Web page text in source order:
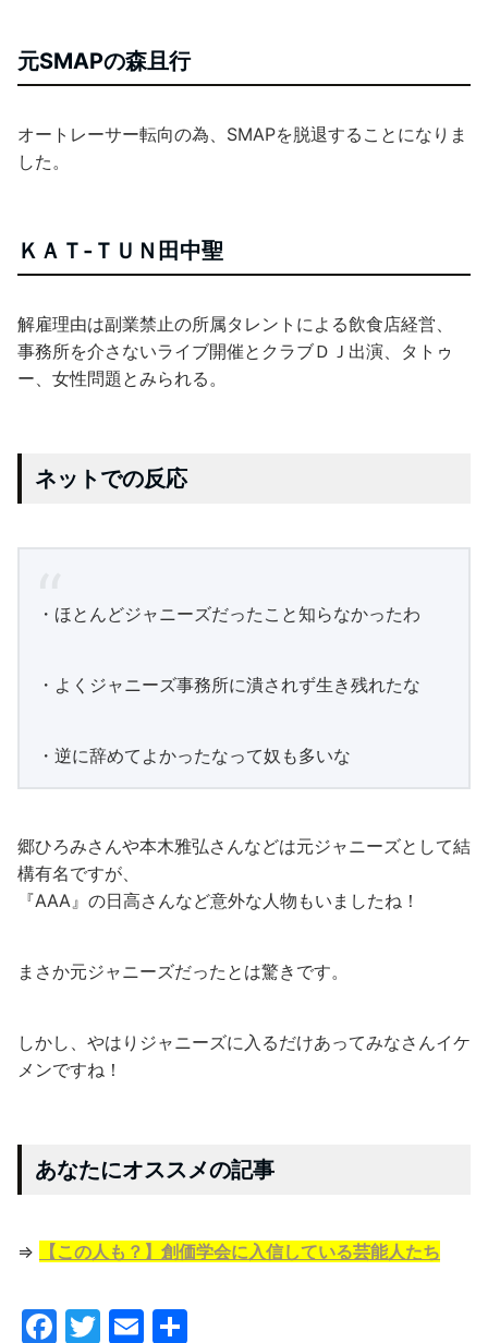
元SMAPの森且行
オートレーサー転向の為、SMAPを脱退することになりま
した。
ＫＡＴ‐ＴＵＮ田中聖
解雇理由は副業禁止の所属タレントによる飲食店経営、
事務所を介さないライブ開催とクラブＤＪ出演、タトゥ
ー、女性問題とみられる。
ネットでの反応
・ほとんどジャニーズだったこと知らなかったわ
・よくジャニーズ事務所に潰されず生き残れたな
・逆に辞めてよかったなって奴も多いな
郷ひろみさんや本木雅弘さんなどは元ジャニーズとして結
構有名ですが、
『AAA』の日高さんなど意外な人物もいましたね！
まさか元ジャニーズだったとは驚きです。
しかし、やはりジャニーズに入るだけあってみなさんイケ
メンですね！
あなたにオススメの記事
⇒ 【この人も？】創価学会に入信している芸能人たち